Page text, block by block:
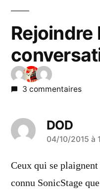
Rejoindre
3 commentaires
DOD
a
dit :
04/10/2015 à
Ceux qui se
connu SonicStage